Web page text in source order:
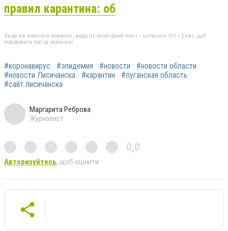
правил карантина: об
Якщо ви помітили помилку, виділіть необхідний текст і натисніть Ctrl + Enter, щоб
повідомити про це редакцію
#коронавирус #эпидемия #новости
#новости области
#новости Лисичанска
#карантин
#луганская область
#сайт лисичанска
Маргарита Реброва
Журналист
0,0
Авторизуйтесь, щоб оцінити